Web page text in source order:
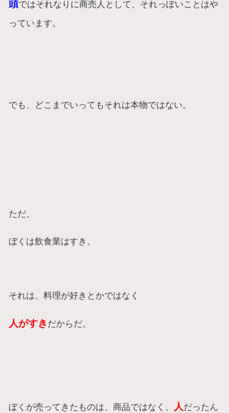
頭ではそれなりに商売人として、それっぽいことはや
っています。
でも、どこまでいってもそれは本物ではない。
ただ、
ぼくは飲食業はすき。
それは、料理が好きとかではなく
人がすき だからだ。
ぼくが売ってきたものは、商品ではなく、 人 だったん